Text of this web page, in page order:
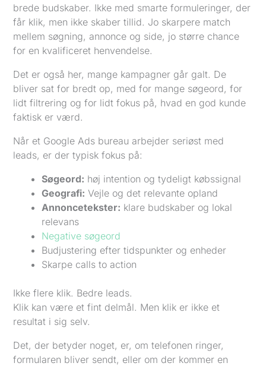
brede budskaber. Ikke med smarte formuleringer, der
får klik, men ikke skaber tillid. Jo skarpere match
mellem søgning, annonce og side, jo større chance
for en kvalificeret henvendelse.
Det er også her, mange kampagner går galt. De
bliver sat for bredt op, med for mange søgeord, for
lidt filtrering og for lidt fokus på, hvad en god kunde
faktisk er værd.
Når et Google Ads bureau arbejder seriøst med
leads, er der typisk fokus på:
Søgeord: høj intention og tydeligt købssignal
Geografi: Vejle og det relevante opland
Annoncetekster: klare budskaber og lokal
relevans
Negative søgeord
Budjustering efter tidspunkter og enheder
Skarpe calls to action
Ikke flere klik. Bedre leads.
Klik kan være et fint delmål. Men klik er ikke et
resultat i sig selv.
Det, der betyder noget, er, om telefonen ringer,
formularen bliver sendt, eller om der kommer en